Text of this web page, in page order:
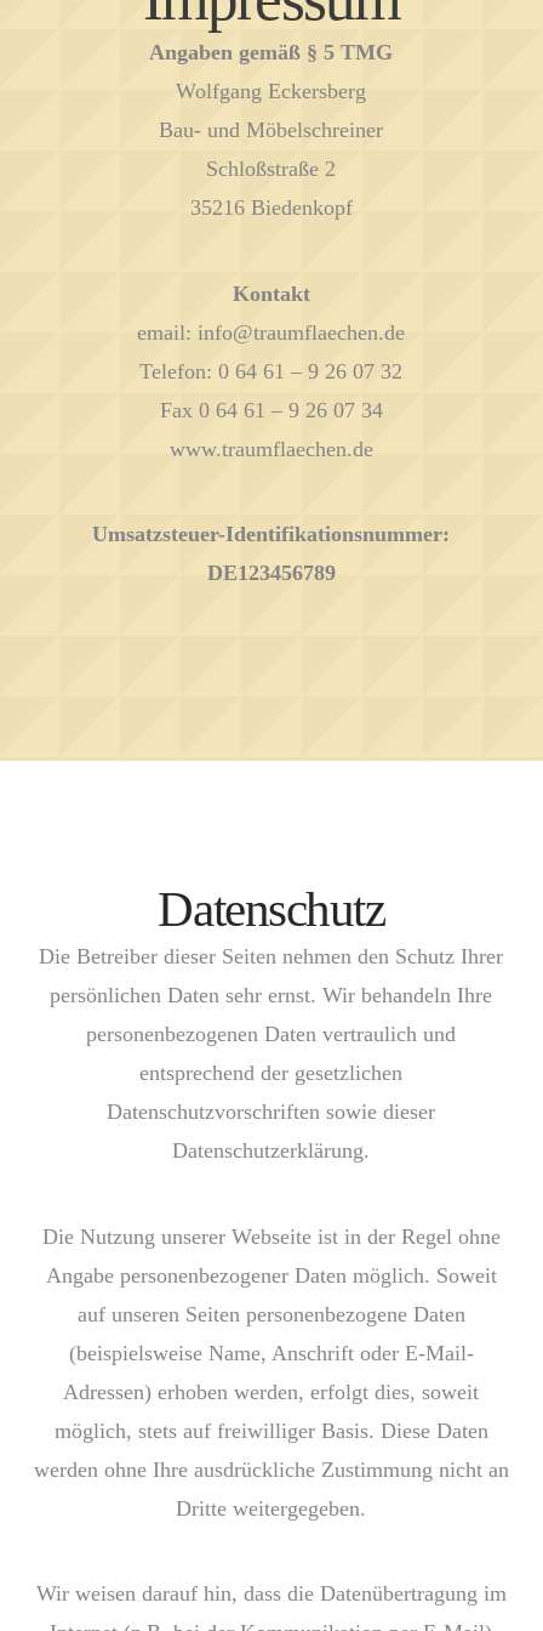
Angaben gemäß § 5 TMG
Wolfgang Eckersberg
Bau- und Möbelschreiner
Schloßstraße 2
35216 Biedenkopf
Kontakt
email: info@traumflaechen.de
Telefon: 0 64 61 – 9 26 07 32
Fax 0 64 61 – 9 26 07 34
www.traumflaechen.de
Umsatzsteuer-Identifikationsnummer:
DE123456789
Datenschutz
Die Betreiber dieser Seiten nehmen den Schutz Ihrer
persönlichen Daten sehr ernst. Wir behandeln Ihre
personenbezogenen Daten vertraulich und
entsprechend der gesetzlichen
Datenschutzvorschriften sowie dieser
Datenschutzerklärung.
Die Nutzung unserer Webseite ist in der Regel ohne
Angabe personenbezogener Daten möglich. Soweit
auf unseren Seiten personenbezogene Daten
(beispielsweise Name, Anschrift oder E-Mail-
Adressen) erhoben werden, erfolgt dies, soweit
möglich, stets auf freiwilliger Basis. Diese Daten
werden ohne Ihre ausdrückliche Zustimmung nicht an
Dritte weitergegeben.
Wir weisen darauf hin, dass die Datenübertragung im